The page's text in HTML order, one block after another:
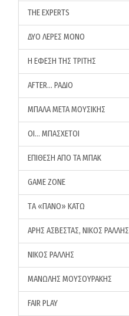
THE EXPERTS
ΔΥΟ ΛΕΡΕΣ ΜΟΝΟ
Η ΕΦΕΣΗ ΤΗΣ ΤΡΙΤΗΣ
AFTER… ΡΑΔΙΟ
ΜΠΑΛΑ ΜΕΤΑ ΜΟΥΣΙΚΗΣ
ΟΙ… ΜΠΑΣΧΕΤΟΙ
ΕΠΙΘΕΣΗ ΑΠΟ ΤΑ ΜΠΑΚ
GAME ZONE
ΤA «ΠΑΝΟ» ΚΑΤΩ
ΑΡΗΣ ΑΣΒΕΣΤΑΣ, ΝΙΚΟΣ ΡΑΛΛΗΣ
ΝΙΚΟΣ ΡΑΛΛΗΣ
ΜΑΝΩΛΗΣ ΜΟΥΣΟΥΡΑΚΗΣ
FAIR PLAY